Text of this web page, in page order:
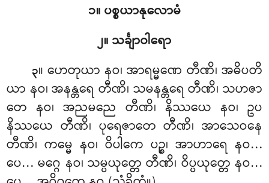
၁။ ပစ္စယာနုလောမံ
၂။ သင်္ချာဝါရော
၃။ ဟေတုယာ နဝ၊ အာရမ္မဏေ တီဏိ၊ အဓိပတိ
ယာ နဝ၊ အနန္တရေ တီဏိ၊ သမနန္တရေ တီဏိ၊ သဟဇာ
တေ နဝ၊ အညမညေ တီဏိ၊ နိဿယေ နဝ၊ ဥပ
နိဿယေ တီဏိ၊ ပုရေဇာတေ တီဏိ၊ အာသေဝနေ
တီဏိ၊ ကမ္မေ နဝ၊ ဝိပါကေ ပဉ္စ၊ အာဟာရေ နဝ…
ပေ… မဂ္ဂေ နဝ၊ သမ္ပယုတ္တေ တီဏိ၊ ဝိပ္ပယုတ္တေ နဝ…